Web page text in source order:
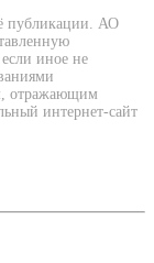
публикации. АО
иное не
отражающим
интернет-сайт